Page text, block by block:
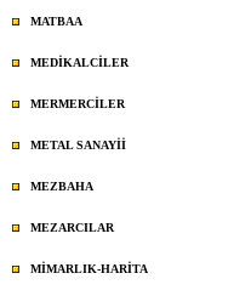
MATBAA
MEDİKALCİLER
MERMERCİLER
METAL SANAYİİ
MEZBAHA
MEZARCILAR
MİMARLIK-HARİTA